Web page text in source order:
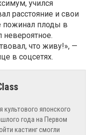
учился
расстояние и свои
пожинал плоды в
невероятное.
что живу!», —
в соцсетях.
культового японского
года на Первом
кастинг смогли